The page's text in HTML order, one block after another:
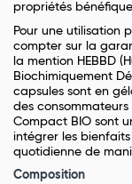
propriétés
Pour une utilisation
compter sur la
la mention HEBBD
Biochimiquement
capsules sont en
des
Compact BIO sont
intégrer les
quotidienne de
Composition